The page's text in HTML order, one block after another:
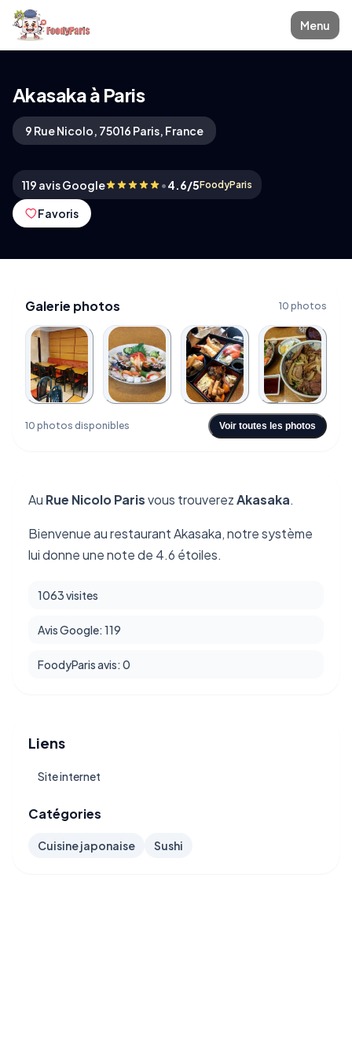
Menu
Akasaka à Paris
9 Rue Nicolo, 75016 Paris, France
119 avis Google •4.6/5FoodyParis
Favoris
Galerie photos 10 photos
+6
10 photos disponibles Voir toutes les photos
Au Rue Nicolo Parisvous trouverezAkasaka.
Bienvenue au restaurant Akasaka, notre système
lui donne une note de 4.6 étoiles.
1063 visites
Avis Google: 119
FoodyParis avis: 0
Liens
Site internet
Catégories
Cuisine japonaise Sushi